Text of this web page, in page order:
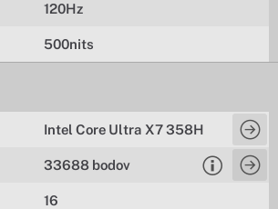
120Hz
500nits
Intel Core Ultra X7 358H
33688 bodov
16